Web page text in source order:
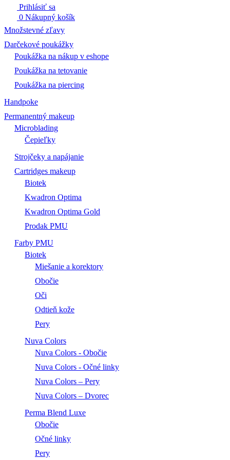
Prihlásiť sa
0 Nákupný košík
Množstevné zľavy
Darčekové poukážky
Poukážka na nákup v eshope
Poukážka na tetovanie
Poukážka na piercing
Handpoke
Permanentný makeup
Microblading
Čepieľky
Strojčeky a napájanie
Cartridges makeup
Biotek
Kwadron Optima
Kwadron Optima Gold
Prodak PMU
Farby PMU
Biotek
Miešanie a korektory
Obočie
Oči
Odtieň kože
Pery
Nuva Colors
Nuva Colors - Obočie
Nuva Colors - Očné linky
Nuva Colors – Pery
Nuva Colors – Dvorec
Perma Blend Luxe
Obočie
Očné linky
Pery